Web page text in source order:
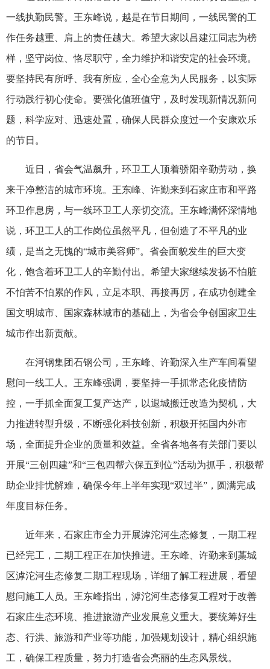
一线执勤民警。王东峰说，越是在节日期间，一线民警的工
作任务越重、肩上的责任越大。希望大家以吕建江同志为榜
样，坚守岗位、恪尽职守，全力维护和谐安定的社会环境。
要坚持民有所呼、我有所应，全心全意为人民服务，以实际
行动践行初心使命。要强化值班值守，及时发现新情况新问
题，科学应对、迅速处置，确保人民群众度过一个安康欢乐
的节日。
近日，省会气温飙升，环卫工人顶着骄阳辛勤劳动，换
来干净整洁的城市环境。王东峰、许勤来到石家庄市和平路
环卫作息房，与一线环卫工人亲切交流。王东峰满怀深情地
说，环卫工人的工作岗位虽然平凡，但创造了不平凡的业
绩，是当之无愧的“城市美容师”。省会面貌发生的巨大变
化，饱含着环卫工人的辛勤付出。希望大家继续发扬不怕脏
不怕苦不怕累的作风，立足本职、再接再厉，在成功创建全
国文明城市、国家森林城市的基础上，为省会争创国家卫生
城市作出新贡献。
在河钢集团石钢公司，王东峰、许勤深入生产车间看望
慰问一线工人。王东峰强调，要坚持一手抓常态化疫情防
控，一手抓全面复工复产达产，以退城搬迁改造为契机，大
力推进转型升级，不断强化科技创新，积极开拓国内外市
场，全面提升企业的质量和效益。全省各地各有关部门要以
开展“三创四建”和“三包四帮六保五到位”活动为抓手，积极帮
助企业排忧解难，确保今年上半年实现“双过半”，圆满完成
年度目标任务。
近年来，石家庄市全力开展滹沱河生态修复，一期工程
已经完工，二期工程正在加快推进。王东峰、许勤来到藁城
区滹沱河生态修复二期工程现场，详细了解工程进展，看望
慰问施工人员。王东峰指出，滹沱河生态修复工程对于改善
石家庄生态环境、推进旅游产业发展意义重大。要统筹好生
态、行洪、旅游和产业等功能，加强规划设计，精心组织施
工，确保工程质量，努力打造省会亮丽的生态风景线。